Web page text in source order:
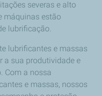
severas e alto
máquinas estão
lubrificação.
lubrificantes e massas
a sua produtividade e
Com a nossa
e massas, nossos